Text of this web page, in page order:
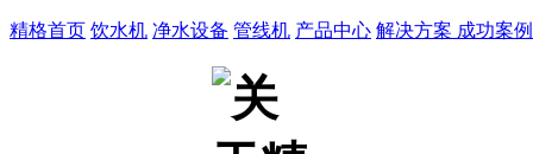
精格首页 饮水机 净水设备 管线机 产品中心 解决方案 成功案例